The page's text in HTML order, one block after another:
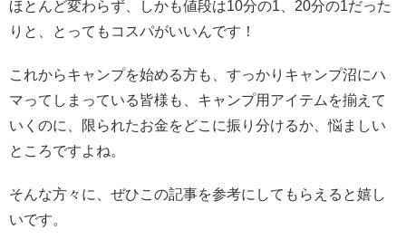
ほとんど変わらず、しかも値段は10分の1、20分の1だった
りと、とってもコスパがいいんです！
これからキャンプを始める方も、すっかりキャンプ沼にハ
マってしまっている皆様も、キャンプ用アイテムを揃えて
いくのに、限られたお金をどこに振り分けるか、悩ましい
ところですよね。
そんな方々に、ぜひこの記事を参考にしてもらえると嬉し
いです。